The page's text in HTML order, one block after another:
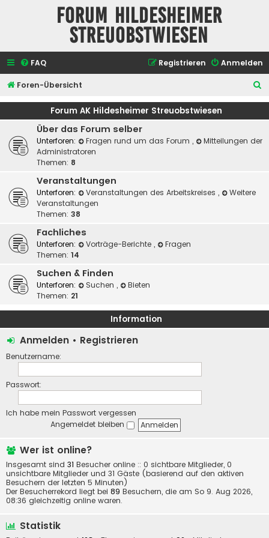
Forum Hildesheimer
Streuobstwiesen
FAQ Anmelden
Registrieren
Foren-Übersicht
u
Forum AK Hildesheimer Streuobstwiesen
Über das Forum selber
Unterforen: Fragen rund um das Forum ,
Mitteilungen der
Administratoren
Themen: 8
Veranstaltungen
Unterforen: Veranstaltungen des Arbeitskreises ,
Weitere
Veranstaltungen
Themen: 38
Fachliches
Unterforen: Vorträge-Berichte ,
Fragen
Themen: 14
Suchen & Finden
Unterforen: Suchen ,
Bieten
Themen: 21
Information
Anmelden • Registrieren
Benutzername:
Passwort:
Ich habe mein Passwort vergessen
Angemeldet bleiben
Wer ist online?
Insgesamt sind 31 Besucher online :: 0 sichtbare Mitglieder, 0
unsichtbare Mitglieder und 31 Gäste (basierend auf den aktiven
Besuchern der letzten 5 Minuten)
Der Besucherrekord liegt bei 89 Besuchern, die am So 9. Aug 2026,
08:36 gleichzeitig online waren.
Statistik